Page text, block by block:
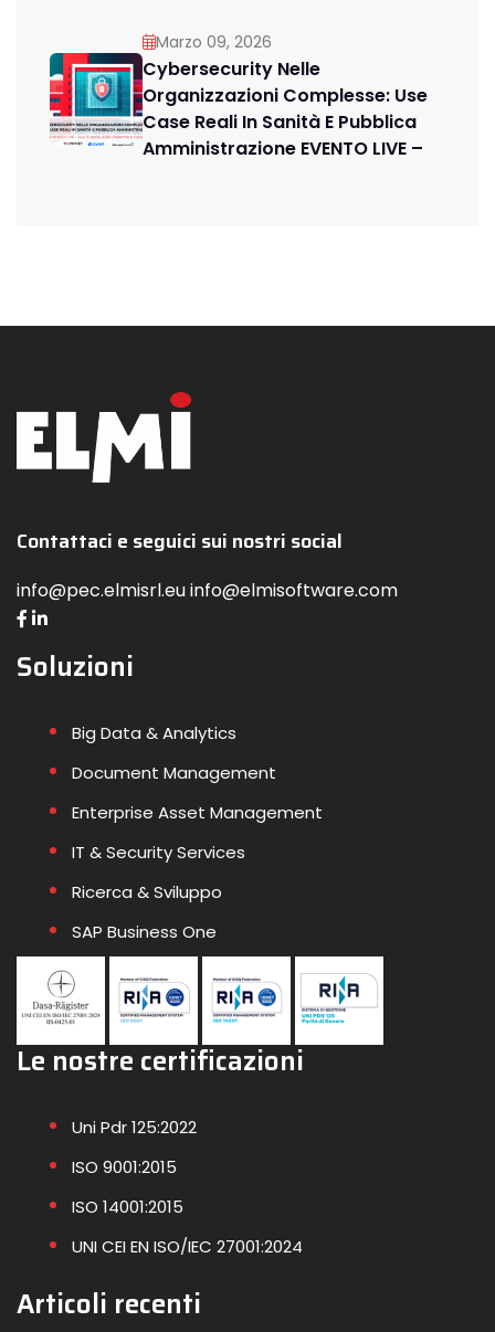
Marzo 09, 2026
Cybersecurity Nelle
Organizzazioni Complesse: Use
Case Reali In Sanità E Pubblica
Amministrazione EVENTO LIVE –
Contattaci e seguici sui nostri social
info@pec.elmisrl.eu info@elmisoftware.com
Soluzioni
Big Data & Analytics
Document Management
Enterprise Asset Management
IT & Security Services
Ricerca & Sviluppo
SAP Business One
Le nostre certificazioni
Uni Pdr 125:2022
ISO 9001:2015
ISO 14001:2015
UNI CEI EN ISO/IEC 27001:2024
Articoli recenti